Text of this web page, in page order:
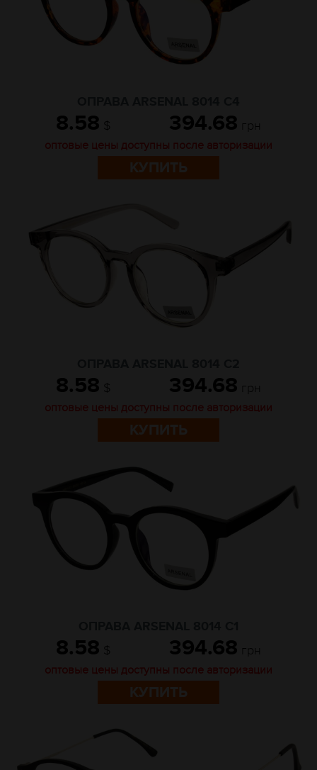
8.58 $ 394.68 грн
оптовые цены доступны после авторизации
КУПИТЬ
8.58 $ 394.68 грн
оптовые цены доступны после авторизации
КУПИТЬ
8.58 $ 394.68 грн
оптовые цены доступны после авторизации
КУПИТЬ